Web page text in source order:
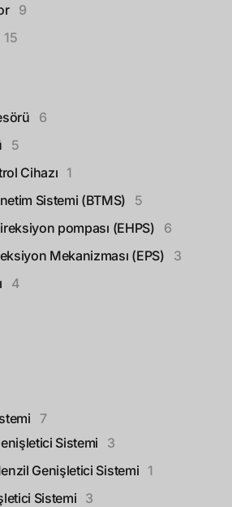
9
15
6
5
Cihazı 1
Sistemi (BTMS)
5
pompası (EHPS)
6
Mekanizması (EPS)
3
4
7
Sistemi
3
Genişletici Sistemi 1
Sistemi 3